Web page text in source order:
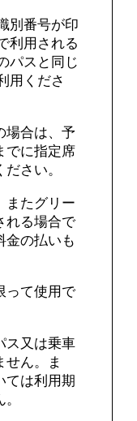
別番号が印
利用される
パスと同じ
用くださ
場合は、予
でに指定席
さい。
またグリー
れる場合で
金の払いも
って使用で
ス又は乗車
せん。ま
ては利用期